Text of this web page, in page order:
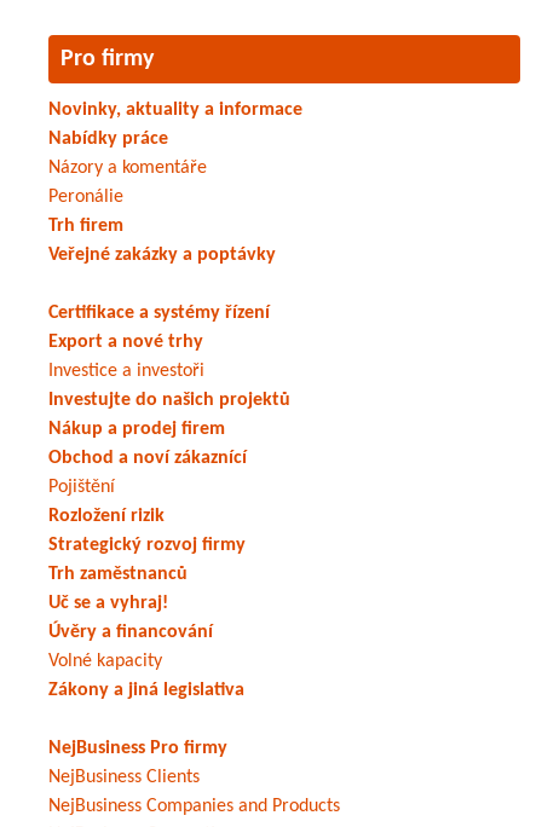
Pro firmy
Novinky, aktuality a informace
Nabídky práce
Názory a komentáře
Peronálie
Trh firem
Veřejné zakázky a poptávky
Certifikace a systémy řízení
Export a nové trhy
Investice a investoři
Investujte do našich projektů
Nákup a prodej firem
Obchod a noví zákaznící
Pojištění
Rozložení rizik
Strategický rozvoj firmy
Trh zaměstnanců
Uč se a vyhraj!
Úvěry a financování
Volné kapacity
Zákony a jiná legislativa
NejBusiness Pro firmy
NejBusiness Clients
NejBusiness Companies and Products